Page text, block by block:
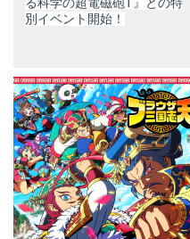
別イベント開始！